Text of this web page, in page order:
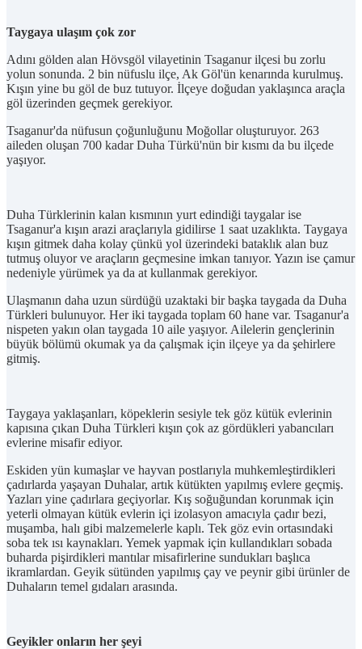
Taygaya ulaşım çok zor
Adını gölden alan Hövsgöl vilayetinin Tsaganur ilçesi bu zorlu
yolun sonunda. 2 bin nüfuslu ilçe, Ak Göl'ün kenarında kurulmuş.
Kışın yine bu göl de buz tutuyor. İlçeye doğudan yaklaşınca araçla
göl üzerinden geçmek gerekiyor.
Tsaganur'da nüfusun çoğunluğunu Moğollar oluşturuyor. 263
aileden oluşan 700 kadar Duha Türkü'nün bir kısmı da bu ilçede
yaşıyor.
Duha Türklerinin kalan kısmının yurt edindiği taygalar ise
Tsaganur'a kışın arazi araçlarıyla gidilirse 1 saat uzaklıkta. Taygaya
kışın gitmek daha kolay çünkü yol üzerindeki bataklık alan buz
tutmuş oluyor ve araçların geçmesine imkan tanıyor. Yazın ise çamur
nedeniyle yürümek ya da at kullanmak gerekiyor.
Ulaşmanın daha uzun sürdüğü uzaktaki bir başka taygada da Duha
Türkleri bulunuyor. Her iki taygada toplam 60 hane var. Tsaganur'a
nispeten yakın olan taygada 10 aile yaşıyor. Ailelerin gençlerinin
büyük bölümü okumak ya da çalışmak için ilçeye ya da şehirlere
gitmiş.
Taygaya yaklaşanları, köpeklerin sesiyle tek göz kütük evlerinin
kapısına çıkan Duha Türkleri kışın çok az gördükleri yabancıları
evlerine misafir ediyor.
Eskiden yün kumaşlar ve hayvan postlarıyla muhkemleştirdikleri
çadırlarda yaşayan Duhalar, artık kütükten yapılmış evlere geçmiş.
Yazları yine çadırlara geçiyorlar. Kış soğuğundan korunmak için
yeterli olmayan kütük evlerin içi izolasyon amacıyla çadır bezi,
muşamba, halı gibi malzemelerle kaplı. Tek göz evin ortasındaki
soba tek ısı kaynakları. Yemek yapmak için kullandıkları sobada
buharda pişirdikleri mantılar misafirlerine sundukları başlıca
ikramlardan. Geyik sütünden yapılmış çay ve peynir gibi ürünler de
Duhaların temel gıdaları arasında.
Geyikler onların her şeyi